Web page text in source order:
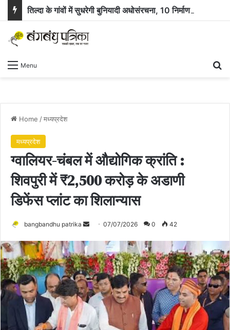
Menu
Home /मध्यप्रदेश
मध्यप्रदेश
ग्वालियर-चंबल में औद्योगिक क्रांति :
शिवपुरी में ₹2,500 करोड़ के अडाणी
डिफेंस प्लांट का शिलान्यास
bangbandhu patrika
Send07/07/2026 0 42